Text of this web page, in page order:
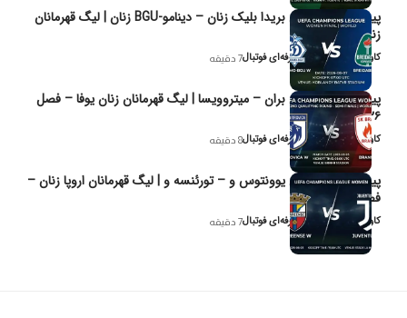
پیش‌بینی و تحلیل بریدا بلیک زنان – دینامو-BGU زنان | لیگ قهرمانان
زنان یوفا
کاوه نیک‌فر، تحلیل‌گر حرفه‌ای فوتبال7 دقیقه
پیش‌بینی و تحلیل بران – میتروویسا | لیگ قهرمانان زنان یوفا – فصل
۲۰۲۶
کاوه نیک‌فر، تحلیل‌گر حرفه‌ای فوتبال8 دقیقه
پیش‌بینی و تحلیل یوونتوس و – تورئنسه و | لیگ قهرمانان اروپا زنان –
فصل ۲۰۲۶
کاوه نیک‌فر، تحلیل‌گر حرفه‌ای فوتبال7 دقیقه